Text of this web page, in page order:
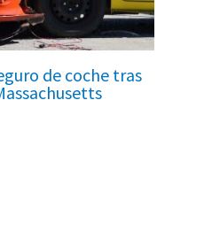
de coche tras